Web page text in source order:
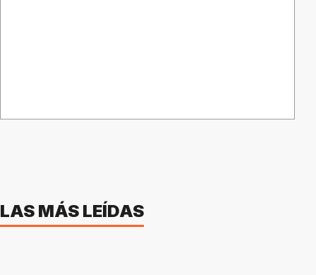
LAS MÁS LEÍDAS